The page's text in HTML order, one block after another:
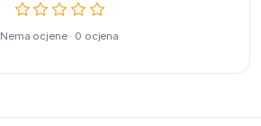
Nema ocjene · 0 ocjena